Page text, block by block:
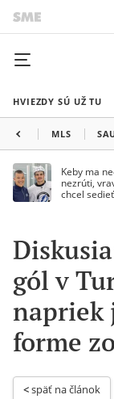
HVIEZDY SÚ UŽ TU
MLS
Keby ma
nezrúti,
chcel
gól v
napriek
forme
< späť na článok